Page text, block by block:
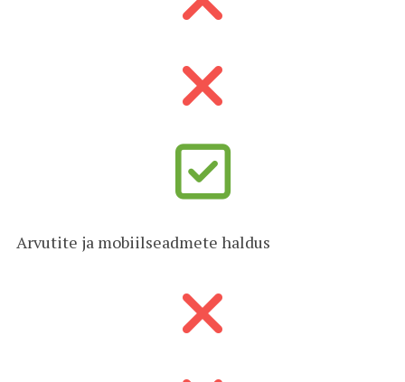
Arvutite ja mobiilseadmete haldus